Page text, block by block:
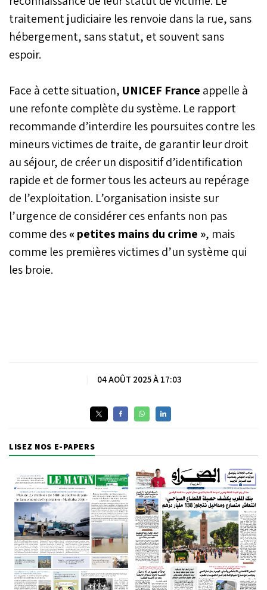
traitement judiciaire les renvoie dans la rue, sans
hébergement, sans statut, et souvent sans
espoir.
Face à cette situation, UNICEF France appelle à
une refonte complète du système. Le rapport
recommande d’interdire les poursuites contre les
mineurs victimes de traite, de garantir leur droit
au séjour, de créer un dispositif d’identification
rapide et de former tous les acteurs au repérage
de l’exploitation. L’organisation insiste sur
l’urgence de considérer ces enfants non pas
comme des« petites mains du crime », mais
comme les premières victimes d’un système qui
les broie.
04 AOÛT 2025 À 17:03
LISEZ NOS E-PAPERS